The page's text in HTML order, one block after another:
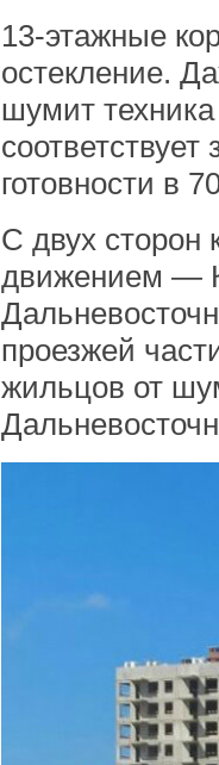
13-этажные
остекление.
шумит
готовности в
С двух сторон
движением —
проезжей
жильцов от